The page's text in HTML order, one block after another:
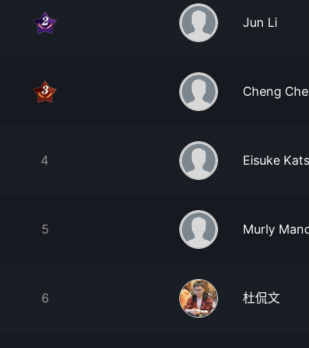
Jun Li
Cheng
4 Eisuke
5 Murly
6 杜侃文